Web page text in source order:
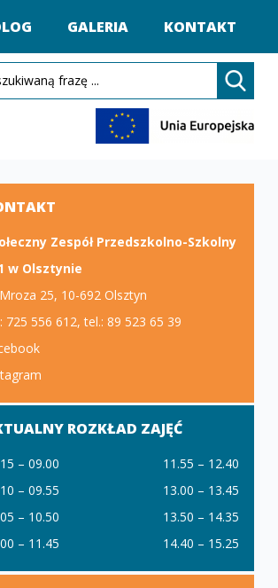
GALERIA KONTAKT
Zespół Przedszkolno-Szkolny
w Olsztynie
25, 10-692 Olsztyn
725 556 612, tel.: 89 523 65 39
ROZKŁAD ZAJĘĆ
– 09.00
– 09.55
– 10.50
– 11.45
11.55 – 12.40
13.00 – 13.45
13.50 – 14.35
14.40 – 15.25